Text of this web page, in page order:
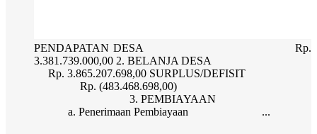
PENDAPATAN DESA Rp.
3.381.739.000,00 2. BELANJA DESA
Rp. 3.865.207.698,00 SURPLUS/DEFISIT
Rp. (483.468.698,00)
3. PEMBIAYAAN
a. Penerimaan Pembiayaan ...